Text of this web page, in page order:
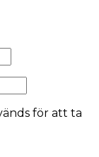
för att ta